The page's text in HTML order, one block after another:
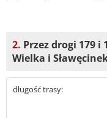
2. Przez drogi 179 i
Wielka i
długość trasy: